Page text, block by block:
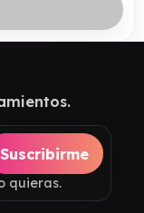
Suscribirme
quieras.